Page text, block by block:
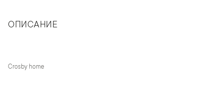
ОПИСАНИЕ
Crosby home